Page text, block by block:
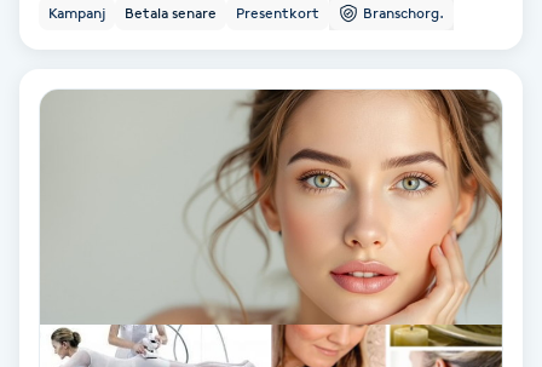
Kinesiologi
Klangmassage
Kampanj Betala senare Presentkort Branschorg.